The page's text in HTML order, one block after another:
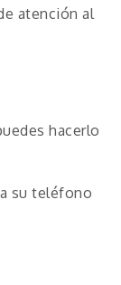
atención al
hacerlo
su teléfono